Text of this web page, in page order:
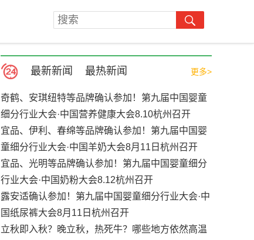
最新新闻 最热新闻 更多>
奇鹤、安琪纽特等品牌确认参加！第九届中国婴童
细分行业大会·中国营养健康大会8.10杭州召开
宜品、伊利、春绵等品牌确认参加！第九届中国婴
童细分行业大会·中国羊奶大会8月11日杭州召开
宜品、光明等品牌确认参加！第九届中国婴童细分
行业大会·中国奶粉大会8.12杭州召开
露安适确认参加！第九届中国婴童细分行业大会·中
国纸尿裤大会8月11日杭州召开
立秋即入秋？晚立秋，热死牛？哪些地方依然高温